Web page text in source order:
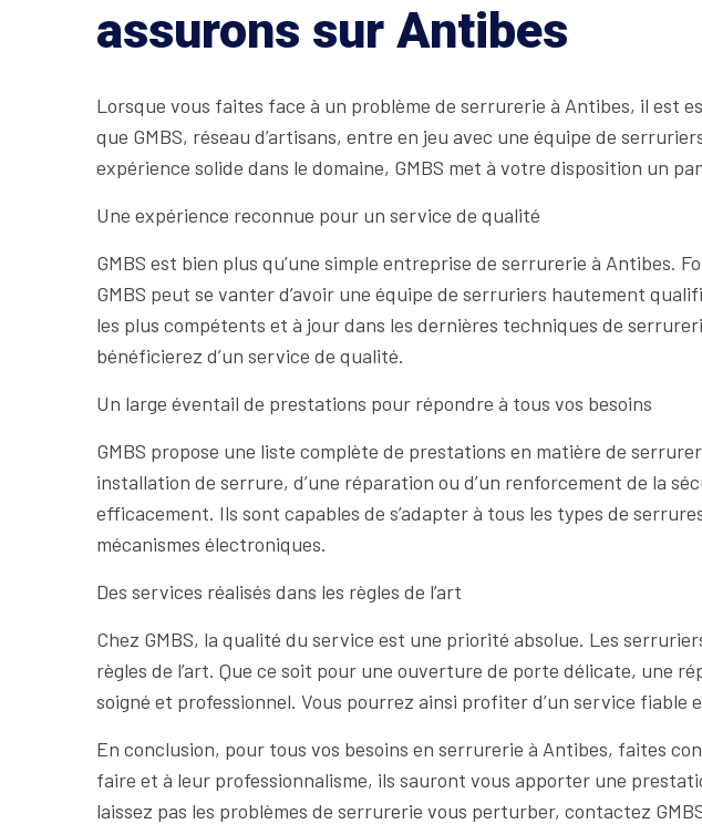
assurons sur Antibes
Lorsque vous faites face à un problème de serrurerie à Antibes, il est
que GMBS, réseau d’artisans, entre en jeu avec une équipe de
expérience solide dans le domaine, GMBS met à votre disposition un
Une expérience reconnue pour un service de qualité
GMBS est bien plus qu’une simple entreprise de serrurerie à Antibes.
GMBS peut se vanter d’avoir une équipe de serruriers hautement
les plus compétents et à jour dans les dernières techniques de
bénéficierez d’un service de qualité.
Un large éventail de prestations pour répondre à tous vos besoins
GMBS propose une liste complète de prestations en matière de
installation de serrure, d’une réparation ou d’un renforcement de la
efficacement. Ils sont capables de s’adapter à tous les types de
mécanismes électroniques.
Des services réalisés dans les règles de l’art
Chez GMBS, la qualité du service est une priorité absolue. Les
règles de l’art. Que ce soit pour une ouverture de porte délicate, une
soigné et professionnel. Vous pourrez ainsi profiter d’un service
En conclusion, pour tous vos besoins en serrurerie à Antibes, faites
faire et à leur professionnalisme, ils sauront vous apporter une
laissez pas les problèmes de serrurerie vous perturber, contactez